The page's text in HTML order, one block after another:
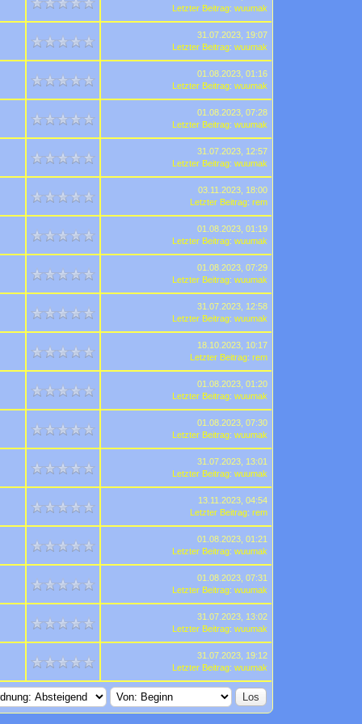
Letzter Beitrag:wuumak
31.07.2023, 19:07
Letzter Beitrag:wuumak
01.08.2023, 01:16
Letzter Beitrag:wuumak
01.08.2023, 07:28
Letzter Beitrag:wuumak
31.07.2023, 12:57
Letzter Beitrag:wuumak
03.11.2023, 18:00
Letzter Beitrag:rem
01.08.2023, 01:19
Letzter Beitrag:wuumak
01.08.2023, 07:29
Letzter Beitrag:wuumak
31.07.2023, 12:58
Letzter Beitrag:wuumak
18.10.2023, 10:17
Letzter Beitrag:rem
01.08.2023, 01:20
Letzter Beitrag:wuumak
01.08.2023, 07:30
Letzter Beitrag:wuumak
31.07.2023, 13:01
Letzter Beitrag:wuumak
13.11.2023, 04:54
Letzter Beitrag:rem
01.08.2023, 01:21
Letzter Beitrag:wuumak
01.08.2023, 07:31
Letzter Beitrag:wuumak
31.07.2023, 13:02
Letzter Beitrag:wuumak
31.07.2023, 19:12
Letzter Beitrag:wuumak